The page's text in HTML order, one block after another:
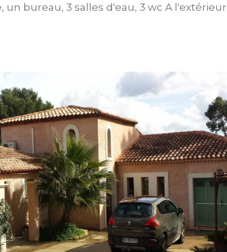
un bureau, 3 salles d'eau, 3 wc ​A l'extérieur